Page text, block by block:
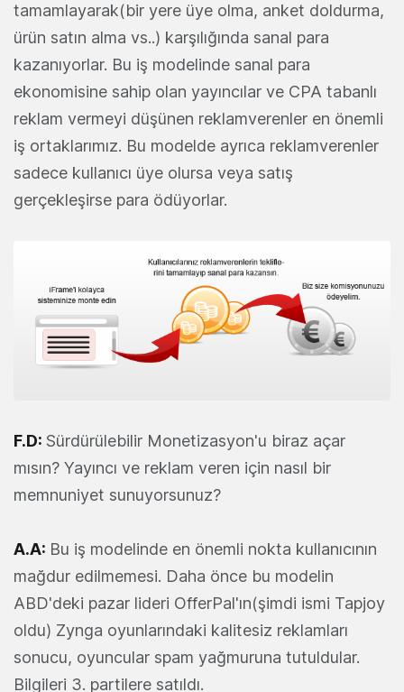
tamamlayarak(bir yere üye olma, anket doldurma,
ürün satın alma vs..) karşılığında sanal para
kazanıyorlar. Bu iş modelinde sanal para
ekonomisine sahip olan yayıncılar ve CPA tabanlı
reklam vermeyi düşünen reklamverenler en önemli
iş ortaklarımız. Bu modelde ayrıca reklamverenler
sadece kullanıcı üye olursa veya satış
gerçekleşirse para ödüyorlar.
F.D: Sürdürülebilir Monetizasyon'u biraz açar
mısın? Yayıncı ve reklam veren için nasıl bir
memnuniyet sunuyorsunuz?
A.A: Bu iş modelinde en önemli nokta kullanıcının
mağdur edilmemesi. Daha önce bu modelin
ABD'deki pazar lideri OfferPal'ın(şimdi ismi Tapjoy
oldu) Zynga oyunlarındaki kalitesiz reklamları
sonucu, oyuncular spam yağmuruna tutuldular.
Bilgileri 3. partilere satıldı.